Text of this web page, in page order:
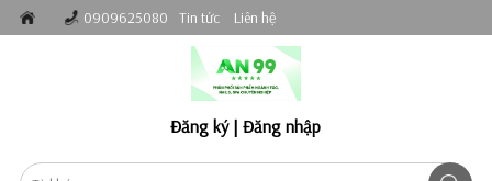
0909625080 Tin tức Liên hệ
Đăng ký|Đăng nhập